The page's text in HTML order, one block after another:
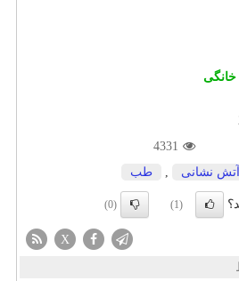
4331
آتش نشانی طب
(1)
(0)
X